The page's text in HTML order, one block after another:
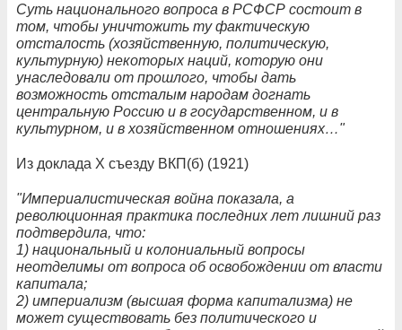
Суть национального вопроса в РСФСР состоит в
том, чтобы уничтожить ту фактическую
отсталость (хозяйственную, политическую,
культурную) некоторых наций, которую они
унаследовали от прошлого, чтобы дать
возможность отсталым народам догнать
центральную Россию и в государственном, и в
культурном, и в хозяйственном отношениях…"
Из доклада X съезду ВКП(б) (1921)
"Империалистическая война показала, а
революционная практика последних лет лишний раз
подтвердила, что:
1) национальный и колониальный вопросы
неотделимы от вопроса об освобождении от власти
капитала;
2) империализм (высшая форма капитализма) не
может существовать без политического и